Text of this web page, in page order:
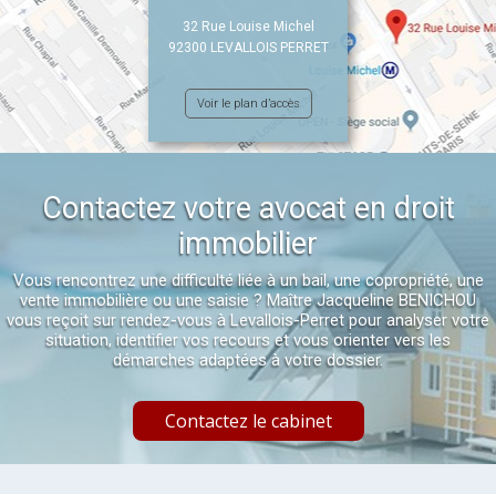
32 Rue Louise Michel
92300 LEVALLOIS PERRET
Voir le plan d’accès
Contactez votre avocat en droit
immobilier
Vous rencontrez une difficulté liée à un bail, une copropriété, une
vente immobilière ou une saisie ? Maître Jacqueline BENICHOU
vous reçoit sur rendez-vous à Levallois-Perret pour analyser votre
situation, identifier vos recours et vous orienter vers les
démarches adaptées à votre dossier.
Contactez le cabinet